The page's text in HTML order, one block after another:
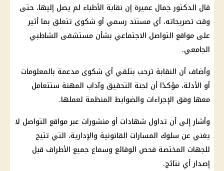
قال الدكتور جمال عميرة إن نقابة الأطباء لم يصل إليها، حتى
وقت تصريحاته، أي مستند رسمي أو شكوى تتعلق بما أثير
على مواقع التواصل الاجتماعي بشأن مستشفى الشاطبي
الجامعي.
وأضاف أن النقابة ترحب بتلقي أي شكوى مدعمة بالمعلومات
أو الأدلة، مؤكدًا أن لجنة التحقيق وآداب المهنة ستتعامل
معها وفق الإجراءات والضوابط المنظمة لعملها.
وأشار إلى أن تداول شهادات أو منشورات عبر مواقع التواصل لا
يغني عن سلوك المسارات القانونية والإدارية، التي تتيح
للجهات المختصة فحص الوقائع وسماع جميع الأطراف قبل
إصدار أي نتائج.